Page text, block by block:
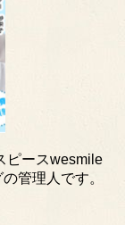
ピースwesmile
管理人です。